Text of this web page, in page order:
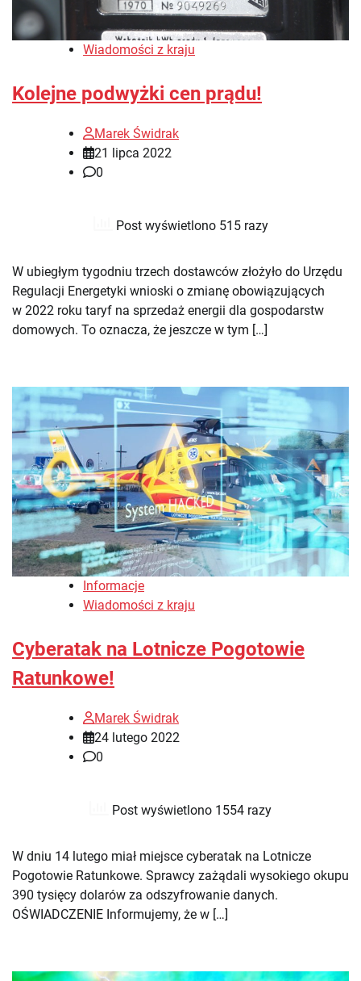
Wiadomości z kraju
Kolejne podwyżki cen prądu!
Marek Świdrak
21 lipca 2022
0
Post wyświetlono 515 razy
W ubiegłym tygodniu trzech dostawców złożyło do Urzędu
Regulacji Energetyki wnioski o zmianę obowiązujących
w 2022 roku taryf na sprzedaż energii dla gospodarstw
domowych. To oznacza, że jeszcze w tym […]
Informacje
Wiadomości z kraju
Cyberatak na Lotnicze Pogotowie
Ratunkowe!
Marek Świdrak
24 lutego 2022
0
Post wyświetlono 1554 razy
W dniu 14 lutego miał miejsce cyberatak na Lotnicze
Pogotowie Ratunkowe. Sprawcy zażądali wysokiego okupu
390 tysięcy dolarów za odszyfrowanie danych.
OŚWIADCZENIE Informujemy, że w […]